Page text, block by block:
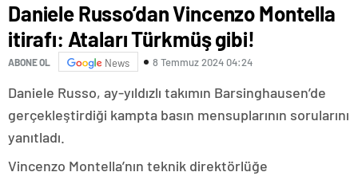
Daniele Russo’dan Vincenzo Montella
itirafı: Ataları Türkmüş gibi!
ABONE OL News 8 Temmuz 2024 04:24
Daniele Russo, ay-yıldızlı takımın Barsinghausen’de
gerçekleştirdiği kampta basın mensuplarının sorularını
yanıtladı.
Vincenzo Montella’nın teknik direktörlüğe